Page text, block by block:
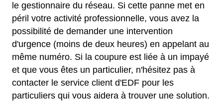
le gestionnaire du réseau. Si cette panne met en
péril votre activité professionnelle, vous avez la
possibilité de demander une intervention
d'urgence (moins de deux heures) en appelant au
même numéro. Si la coupure est liée à un impayé
et que vous êtes un particulier, n'hésitez pas à
contacter le service client d'EDF pour les
particuliers qui vous aidera à trouver une solution.